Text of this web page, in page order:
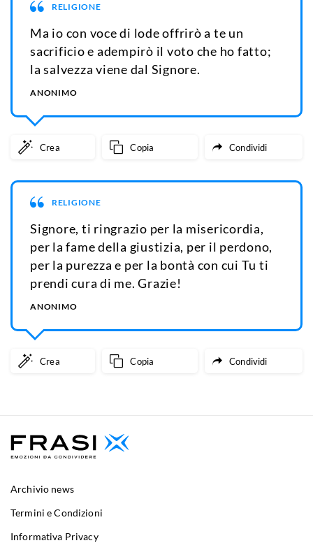
RELIGIONE
Ma io con voce di lode offrirò a te un
sacrificio e adempirò il voto che ho fatto;
la salvezza viene dal Signore.
ANONIMO
Crea Copia Condividi
RELIGIONE
Signore, ti ringrazio per la misericordia,
per la fame della giustizia, per il perdono,
per la purezza e per la bontà con cui Tu ti
prendi cura di me. Grazie!
ANONIMO
Crea Copia Condividi
Archivio news
Termini e Condizioni
Informativa Privacy